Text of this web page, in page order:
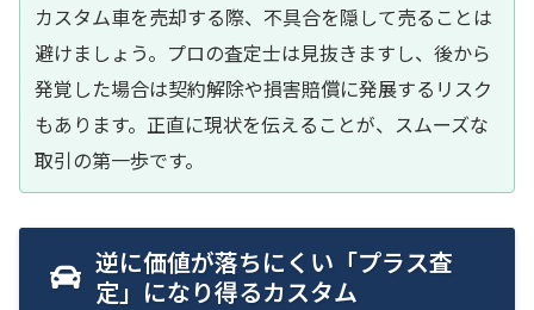
カスタム車を売却する際、不具合を隠して売ることは
避けましょう。プロの査定士は見抜きますし、後から
発覚した場合は契約解除や損害賠償に発展するリスク
もあります。正直に現状を伝えることが、スムーズな
取引の第一歩です。
逆に価値が落ちにくい「プラス査
定」になり得るカスタム